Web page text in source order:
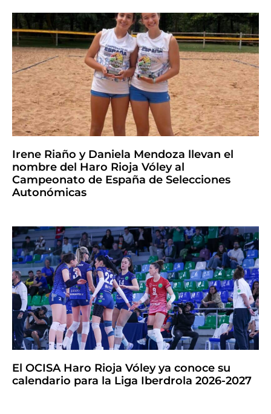
Irene Riaño y Daniela Mendoza llevan el
nombre del Haro Rioja Vóley al
Campeonato de España de Selecciones
Autonómicas
El OCISA Haro Rioja Vóley ya conoce su
calendario para la Liga Iberdrola 2026-2027